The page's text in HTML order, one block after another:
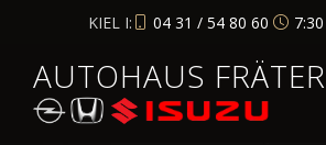
KIEL I: 04 31 / 54 80 60
AUTOHAUS FRÄTER